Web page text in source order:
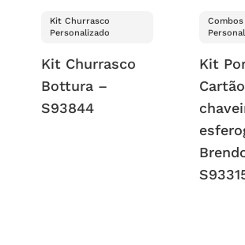
Kit Churrasco
Personalizado
Kit Churrasco
Bottura –
S93844
Combos
Kit